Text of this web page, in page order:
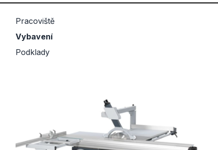
Pracoviště
Vybavení
Podklady